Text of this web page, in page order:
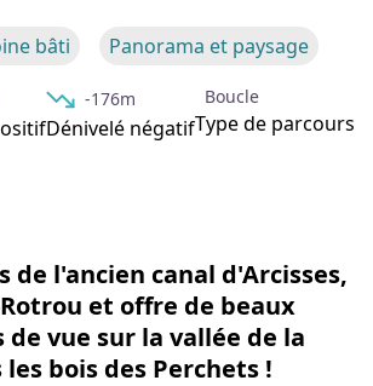
bâti Panorama et paysage
-176m
Dénivelé négatif
Boucle
Type de parcours
de l'ancien canal d'Arcisses,
et offre de beaux
vue sur la vallée de la
bois des Perchets !